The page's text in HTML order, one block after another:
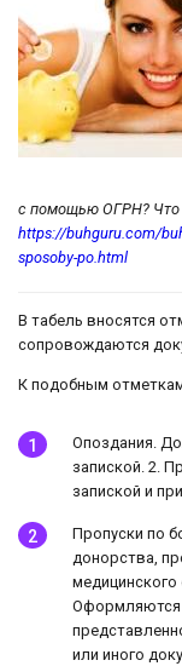
с помощью ОГРН? Что
https://buhguru.com/
sposoby-po.html
В табель вносятся
сопровождаются
К подобным
Опоздания.
запиской. 2.
запиской и
Пропуски по
донорства,
Оформляются
или иного